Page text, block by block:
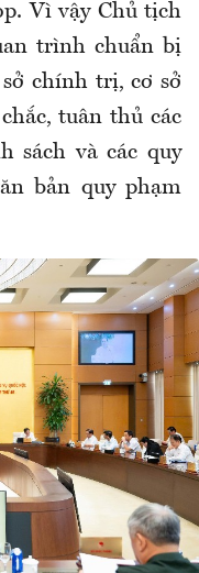
Vì vậy Chủ tịch
trình chuẩn bị
chính trị, cơ sở
tuân thủ các
sách và các quy
bản quy phạm